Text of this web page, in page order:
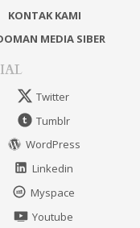
KONTAK KAMI
MEDIA SIBER
Twitter
Tumblr
WordPress
Linkedin
Myspace
Youtube